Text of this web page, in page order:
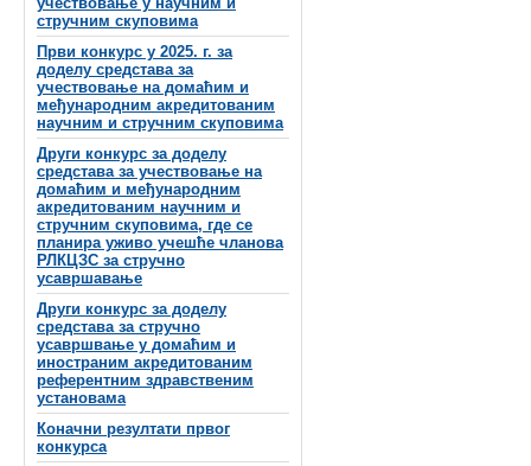
стручним скуповима
Први конкурс у 2025. г. за
доделу средстава за
учествовање на домаћим и
међународним акредитованим
научним и стручним скуповима
Други конкурс за доделу
средстава за учествовање на
домаћим и међународним
акредитованим научним и
стручним скуповима, где се
планира уживо учешће чланова
РЛКЦЗС за стручно
усавршавање
Други конкурс за доделу
средстава за стручно
усавршвање у домаћим и
иностраним акредитованим
референтним здравственим
установама
Коначни резултати првог
конкурса